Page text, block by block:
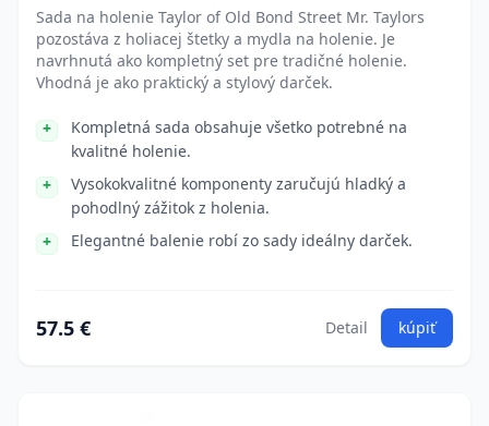
Sada na holenie Taylor of Old Bond Street Mr. Taylors
pozostáva z holiacej štetky a mydla na holenie. Je
navrhnutá ako kompletný set pre tradičné holenie.
Vhodná je ako praktický a stylový darček.
Kompletná sada obsahuje všetko potrebné na
kvalitné holenie.
Vysokokvalitné komponenty zaručujú hladký a
pohodlný zážitok z holenia.
Elegantné balenie robí zo sady ideálny darček.
57.5 € Detail kúpiť